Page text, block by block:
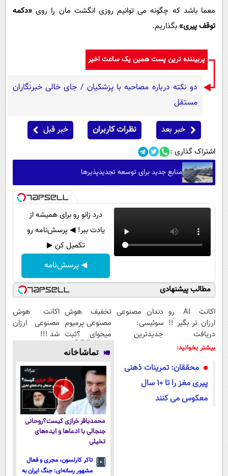
معما باشد که چگونه می توانیم روزی انگشت مان را روی «دکمه
توقف پیری» بگذاریم.
پربیننده ترین پست همین یک ساعت اخیر
دو نکته درباره مصاحبه با پزشکیان / جای خالی خبرنگاران
مستقل
خبر بعد نظرات کاربران خبر قبل
اشتراک گذاری :
منابع جدید برای توسعه تجدیدپذیرها
درد زانو رو برای همیشه از
یادت ببر! ◀ پرسش‌نامه رو
تکمیل کن ▶
◀ پرسش‌نامه
مطالب پیشنهادی
اکانت AI رو
ارزان تر بگیر !!
دریافت
کدتخفیف
دندان مصنوعی
سوئیسی:
جدیدترین
پرداخت قسطی
تخفیف هوش
مصنوعی پرمیوم
میخوای ؟ثبت
نام کن👇👇👇
اکانت هوش
مصنوعی ارزان
شد !!!
بیشتر بخوانید:
محققان: تمرینات ذهنی
پیری مغز را تا ۱۰ سال
معکوس می کنند
تماشاخانه
محمدباقر خرازی کیست؟روحانی
جنجالی با ادعاها و ایده‌های
تخیلی
تاکر کارلسون، مجری و فعال
مشهور رسانه‌ای: جنگ ایران به